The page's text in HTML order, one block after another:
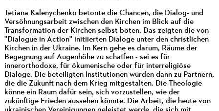
Tetiana Kalenychenko betonte die Chancen, die Dialog- und
Versöhnungsarbeit zwischen den Kirchen im Blick auf die
Transformation der Kirchen selbst böten. Das zeigten die von
"Dialogue in Action" initiierten Dialoge unter den christlichen
Kirchen in der Ukraine. Im Kern gehe es darum, Räume der
Begegnung auf Augenhöhe zu schaffen - sei es für
innerorthodoxe, für ökumenische oder für interreligiöse
Dialoge. Die beteiligten Institutionen würden dann zu Partnern,
die die Zukunft nach dem Krieg mitgestalten. Die Theologie
könne ein Raum dafür sein, sich vorzustellen, wie der
zukünftige Frieden aussehen könnte. Die Arbeit, die heute von